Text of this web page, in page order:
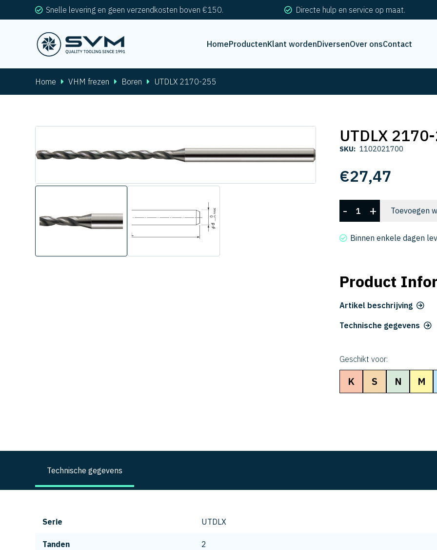
Snelle levering en geen verzendkosten boven €150. Directe hulp en service op maat.
HomeProductenKlant wordenDiversenOver onsContact
Home VHM frezen Boren UTDLX 2170-255
UTDLX
SKU: 1102021700
€27,47
UTDLX
2170-
255
- + Toevoegen
Binnen enkele dagen
Product
Artikel beschrijving
Technische gegevens
Geschikt voor:
K S N M
Technische gegevens
Serie UTDLX
Tanden 2